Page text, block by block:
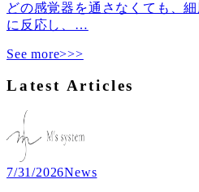
どの感覚器を通さなくても、
に反応し、 …
See more>>>
Latest Articles
7/31/2026News